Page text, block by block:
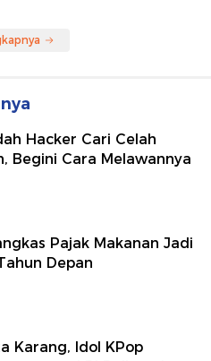
Hacker Cari Celah
Begini Cara Melawannya
Pajak Makanan Jadi
Depan
Karang, Idol KPop